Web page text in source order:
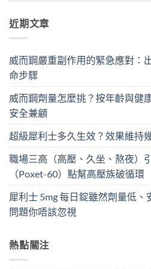
近期文章
威而鋼嚴重副作用的緊急應對：
命步驟
威而鋼劑量怎麼挑？按年齡與健
安全兼顧
超級犀利士多久生效？效果維持
職場三高（高壓、久坐、熬夜）
（Poxet-60）點幫高壓族破循環
犀利士 5mg 每日錠雖然劑量低
問題你唔該忽視
熱點關注